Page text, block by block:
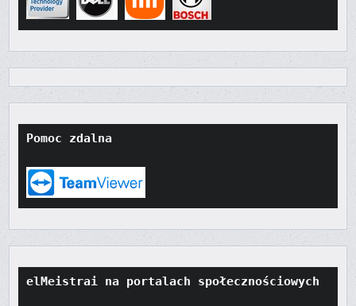
Pomoc zdalna
elMeistrai na portalach społecznościowych